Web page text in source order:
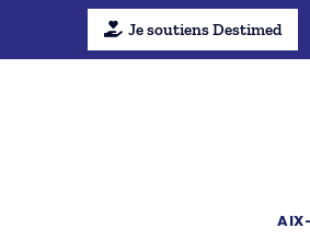
Je soutiens Destimed